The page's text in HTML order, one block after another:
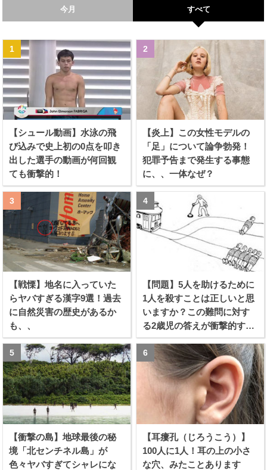
今月 すべて
【シュール動画】水泳の飛
び込みで史上初の0点を叩き
出した選手の動画が何回観
ても衝撃的！
【炎上】この女性モデルの
「足」について論争勃発！
犯罪予告まで発生する事態
に、、一体なぜ？
【戦慄】地名に入っていた
らヤバすぎる漢字9選！過去
に自然災害の歴史があるか
も、、
【問題】5人を助けるために
1人を殺すことは正しいと思
いますか？この難問に対す
る2歳児の答えが衝撃的すぎ
る！！
【衝撃の島】地球最後の秘
境「北センチネル島」が
色々ヤバすぎてシャレにな
【耳瘻孔（じろうこう）】
100人に1人！耳の上の小さ
な穴、みたことあります